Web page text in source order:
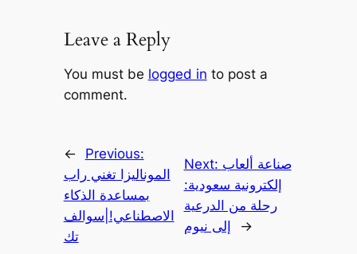
Leave a Reply
You must be logged in to post a
comment.
←
Previous:
الموناليزا تغني راب
بمساعدة الذكاء
الاصطناعي!|سوالف
تك
Next: صناعة ألعاب
إلكترونية سعودية:
رحلة من الدرعية
إلى نيوم
→